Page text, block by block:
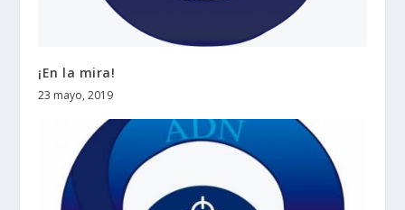
¡En la mira!
23 mayo, 2019